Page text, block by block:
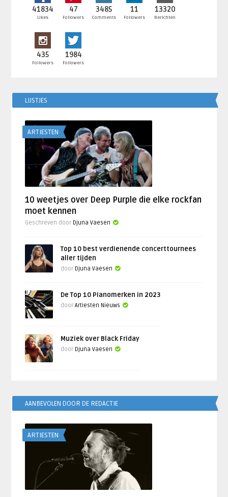
41834
Likes
47
Followers
3485
Comments
11
Followers
13320
Berichten
435
Followers
1984
Followers
LIJSTJES
ARTIESTEN
10 weetjes over Deep Purple die elke rockfan
moet kennen
Geschreven door Djuna Vaesen
Top 10 best verdienende concerttournees
aller tijden
door Djuna Vaesen
De Top 10 Pianomerken in 2023
doorArtiesten Nieuws
Muziek over Black Friday
door Djuna Vaesen
AANBEVOLEN DOOR DE REDACTIE
ARTIESTEN